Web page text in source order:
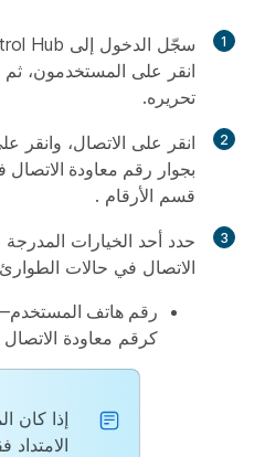
1
انقر على المستخدمون، ثم
تحريره.
2 انقر على الاتصال، وانقر
بجوار رقم معاودة
قسم الأرقام .
3
حدد أحد الخيارات المدرجة
الاتصال في حالات
رقم هاتف المستخدم
كرقم معاودة
إذا كان